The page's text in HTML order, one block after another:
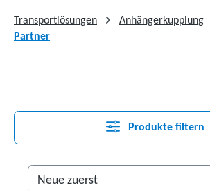
Transportlösungen Anhängerkupplung
Partner
Produkte filtern